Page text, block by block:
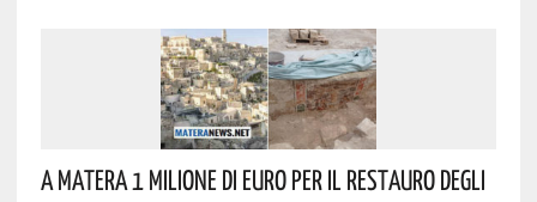
A Matera 1 Milione Di Euro Per Il Restauro Degli